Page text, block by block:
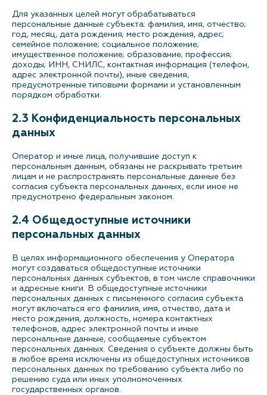
Для указанных целей могут обрабатываться
персональные данные субъекта: фамилия, имя, отчество;
год, месяц, дата рождения; место рождения, адрес;
семейное положение; социальное положение;
имущественное положение; образование; профессия;
доходы; ИНН, СНИЛС, контактная информация (телефон,
адрес электронной почты), иные сведения,
предусмотренные типовыми формами и установленным
порядком обработки.
2.3 Конфиденциальность персональных
данных
Оператор и иные лица, получившие доступ к
персональным данным, обязаны не раскрывать третьим
лицам и не распространять персональные данные без
согласия субъекта персональных данных, если иное не
предусмотрено федеральным законом.
2.4 Общедоступные источники
персональных данных
В целях информационного обеспечения у Оператора
могут создаваться общедоступные источники
персональных данных субъектов, в том числе справочники
и адресные книги. В общедоступные источники
персональных данных с письменного согласия субъекта
могут включаться его фамилия, имя, отчество, дата и
место рождения, должность, номера контактных
телефонов, адрес электронной почты и иные
персональные данные, сообщаемые субъектом
персональных данных. Сведения о субъекте должны быть
в любое время исключены из общедоступных источников
персональных данных по требованию субъекта либо по
решению суда или иных уполномоченных
государственных органов.